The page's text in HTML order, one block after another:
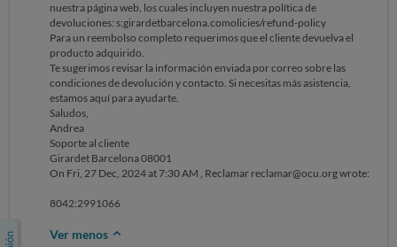
Girardet Barcelona
On Fri, 27 Dec at 8:45 AM , Reclamar reclamar@ocu.org wrote: ‌‌‌‌‌‌‌‌‌‌‌‌‌‌‌‌‌‌‌‌‌‌‌‌‌‌‌‌‌‌‌‌‌‌‌‌‌‌‌‌‌‌‌‌‌‌‌‌‌‌‌‌‌‌‌‌‌‌‌‌
8064:2991066
nuestra página web, los cuales incluyen nuestra política de
devoluciones: s:girardetbarcelona.comolicies/refund-policy
Para un reembolso completo requerimos que el cliente devuelva el
producto adquirido.
Te sugerimos revisar la información enviada por correo sobre las
condiciones de devolución y contacto. Si necesitas más asistencia,
estamos aquí para ayudarte.
Saludos,
Andrea
Soporte al cliente
Girardet Barcelona 08001
On Fri, 27 Dec, 2024 at 7:30 AM , Reclamar reclamar@ocu.org wrote: ‌‌‌‌‌‌‌‌‌‌‌‌‌‌‌‌‌‌‌‌‌‌‌‌‌‌‌‌‌‌‌‌‌‌‌‌‌‌‌‌‌‌‌‌‌‌‌‌‌‌‌‌‌‌‌‌‌‌‌‌
8042:2991066
Ver menos